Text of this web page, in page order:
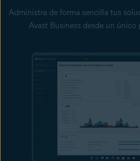
Administra de forma sencilla tus
Avast Business desde un